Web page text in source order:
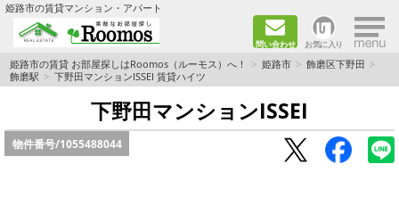
姫路市の賃貸マンション・アパート
問い合わせ お気に入り ×
TOPページ
ファミリー向けの部屋を探す
一人暮らし向けの部屋を探す
姫路市の賃貸 お部屋探しはRoomos（ルーモス）へ！ 姫路市
飾磨区下野田
飾磨駅
下野田マンションISSEI 賃貸ハイツ
下野田マンションISSEI
物件番号/1055488044